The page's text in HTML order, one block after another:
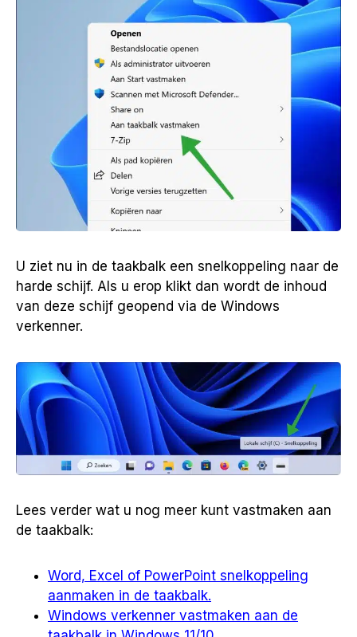
U ziet nu in de taakbalk een snelkoppeling naar de
harde schijf. Als u erop klikt dan wordt de inhoud
van deze schijf geopend via de Windows
verkenner.
Lees verder wat u nog meer kunt vastmaken aan
de taakbalk:
Word, Excel of PowerPoint snelkoppeling
aanmaken in de taakbalk.
Windows verkenner vastmaken aan de